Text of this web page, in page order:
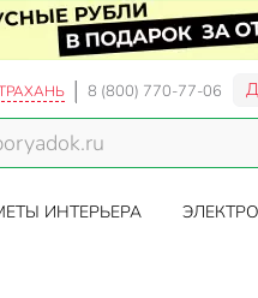
8 (800) 770-77-06
ИНТЕРЬЕРА